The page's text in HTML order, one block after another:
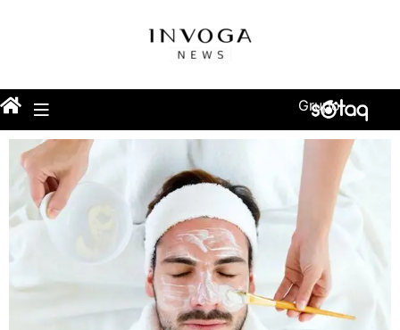
Grupo